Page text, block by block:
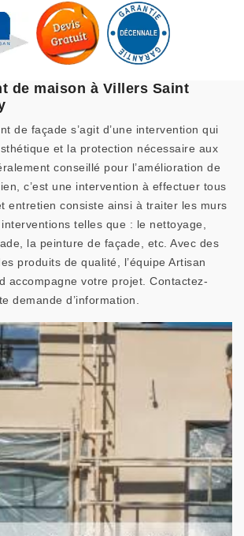
de maison à Villers Saint
de façade s’agit d’une intervention qui
et la protection nécessaire aux
conseillé pour l’amélioration de
c’est une intervention à effectuer tous
entretien consiste ainsi à traiter les murs
telles que : le nettoyage,
la peinture de façade, etc. Avec des
produits de qualité, l’équipe Artisan
accompagne votre projet. Contactez-
demande d’information.